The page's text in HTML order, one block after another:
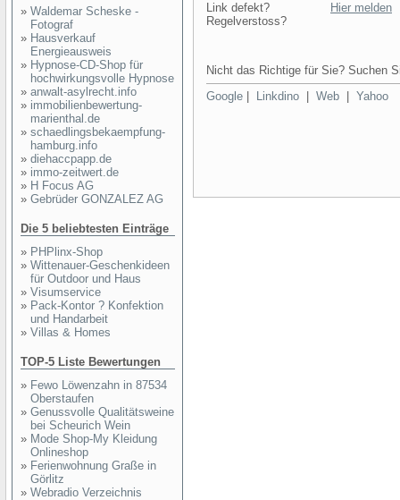
» Waldemar Scheske -
Fotograf
» Hausverkauf
Energieausweis
» Hypnose-CD-Shop für
hochwirkungsvolle Hypnose
» anwalt-asylrecht.info
» immobilienbewertung-
marienthal.de
» schaedlingsbekaempfung-
hamburg.info
» diehaccpapp.de
» immo-zeitwert.de
» H Focus AG
» Gebrüder GONZALEZ AG
Die 5 beliebtesten Einträge
» PHPlinx-Shop
» Wittenauer-Geschenkideen
für Outdoor und Haus
» Visumservice
» Pack-Kontor ? Konfektion
und Handarbeit
» Villas & Homes
TOP-5 Liste Bewertungen
» Fewo Löwenzahn in 87534
Oberstaufen
» Genussvolle Qualitätsweine
bei Scheurich Wein
» Mode Shop-My Kleidung
Onlineshop
» Ferienwohnung Graße in
Görlitz
» Webradio Verzeichnis
Link defekt?
Regelverstoss?
Hier melden
Nicht das Richtige für Sie? Suchen
Google
Linkdino Web Yahoo